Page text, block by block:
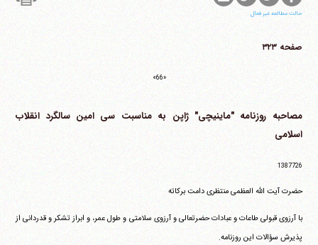
حالت مطالعه غیر فعال
صفحه ۳۲۳
«66»
مصاحبه روزنامه "ماینیچی" ژاپن به مناسبت سی امین سالگرد انقلاب
اسلامی
1387726
حضرت آیت الله العظمی منتظری دامت برکاته
با آرزوی قبولی طاعات و عبادات حضرتعالی و آرزوی سلامتی و طول عمر، و ابراز تشکر و قدردانی از
پذیرش سؤالات این روزنامه.